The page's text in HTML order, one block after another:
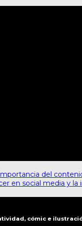
del
en social media y
cómic e